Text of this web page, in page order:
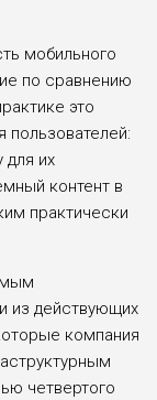
мобильного
по сравнению
это
пользователей:
их
контент в
практически
из действующих
компания
четвертого